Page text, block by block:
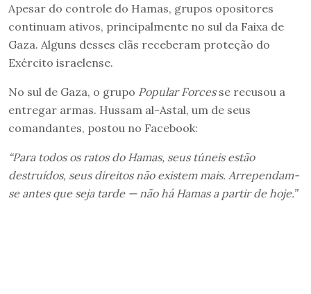
Apesar do controle do Hamas, grupos opositores
continuam ativos, principalmente no sul da Faixa de
Gaza. Alguns desses clãs receberam proteção do
Exército israelense.
No sul de Gaza, o grupo Popular Forcesse recusou a
entregar armas. Hussam al-Astal, um de seus
comandantes, postou no Facebook:
“Para todos os ratos do Hamas, seus túneis estão
destruídos, seus direitos não existem mais. Arrependam-
se antes que seja tarde — não há Hamas a partir de hoje.”